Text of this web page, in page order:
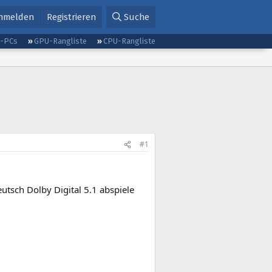
Registrieren Suche
PCs GPU-Rangliste CPU-Rangliste
#1
Dolby Digital 5.1 abspiele